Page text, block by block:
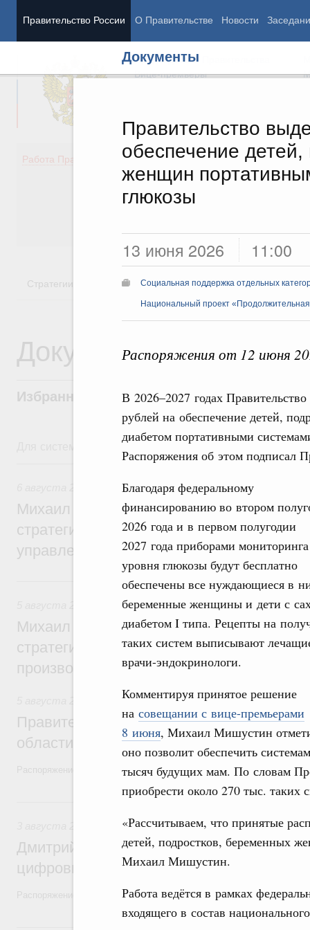
Правительство России О Правительстве Новости
Документы
Правительство
обеспечение
женщин
глюкозы
13 июня 2026 11:00
Социальная поддержка отдельных
Национальный проект
Распоряжения от 12 июня
В 2026–2027 годах
рублей на обеспечение детей,
диабетом портативными
Распоряжения об этом подписал
Благодаря федеральному
финансированию во втором
2026 года и в первом полугодии
2027 года приборами мониторинга
уровня глюкозы будут бесплатно
обеспечены все нуждающиеся в
беременные женщины и дети с
диабетом I типа. Рецепты на
таких систем выписывают
врачи-эндокринологи.
Комментируя принятое решение
на совещании с вице-премьерами
8 июня, Михаил Мишустин
оно позволит обеспечить
тысяч будущих мам. По словам
приобрести около 270 тыс. таких
«Рассчитываем, что принятые
детей, подростков, беременных
Михаил Мишустин.
Работа ведётся в рамках
входящего в состав
Председатель Правительства
Вице-премьеры
Работа Правительства
Демография
Здоровье
Образование
Культура
Государство
Стратегии Государственные программы
Документы
Избранные документы со справками к
Для системного поиска перейдите в раздел "Поиск по
6 августа, четверг
Технологическое развитие. Инновации
Михаил Мишустин дал поручения по
стратегической сессии о
управления научно-технологическим
5 августа, среда
Вопросы производительности труда и
Михаил Мишустин дал поручения по
стратегической сессии, посвящённой
производительности труда
Национальный проект «Экологическое
Правительство увеличило объём
области в рамках федерального
Распоряжение от 3 августа 2026 года №2067-р
Регулирование в сфере торговли.
Дмитрий Григоренко возглавил штаб по
цифровых платформ
Распоряжение от 25 июля 2026 года №1966-р